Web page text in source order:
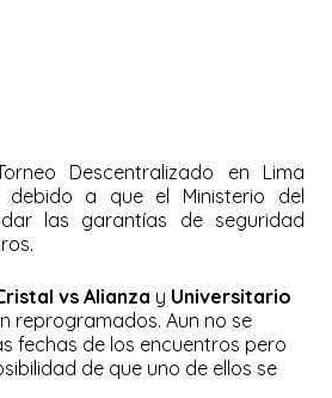
Descentralizado en Lima
debido a que el Ministerio del
las garantías de seguridad
vs Alianza y Universitario
reprogramados. Aun no se
fechas de los encuentros pero
de que uno de ellos se